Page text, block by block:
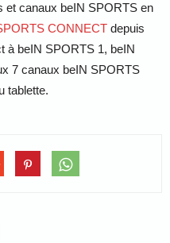
et canaux beIN SPORTS en
CONNECT depuis
à beIN SPORTS 1, beIN
7 canaux beIN SPORTS
tablette.